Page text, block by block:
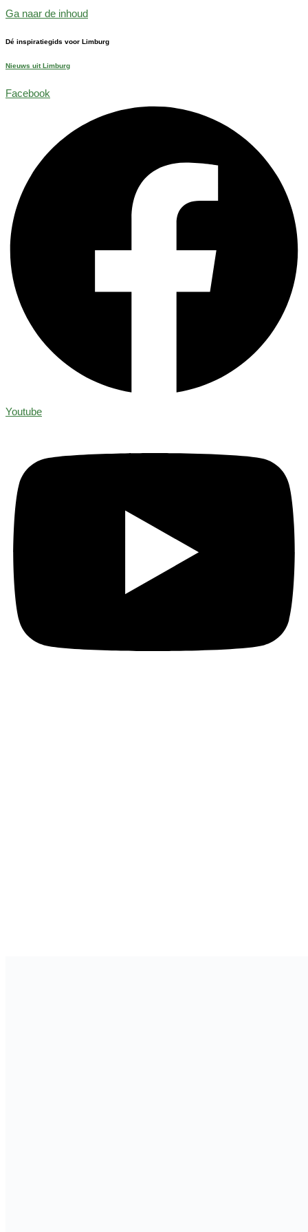
Ga naar de inhoud
Dé inspiratiegids voor Limburg
Nieuws uit Limburg
Facebook
Youtube